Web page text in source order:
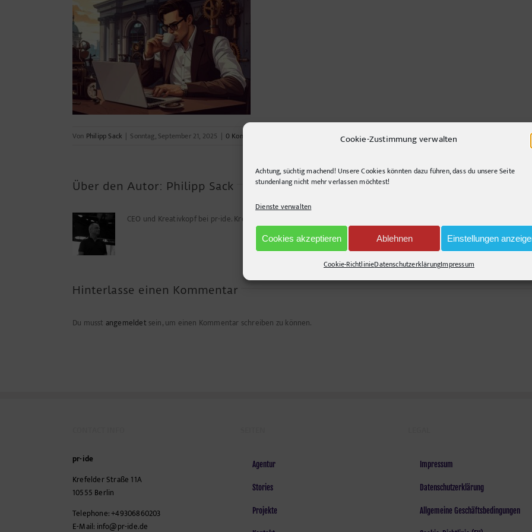
Cookie-Zustimmung verwalten
Achtung, süchtig machend! Unsere Cookies könnten dazu führen, dass du unsere Seite
stundenlang nicht mehr verlassen möchtest!
Dienste verwalten
Cookies akzeptieren Ablehnen Einstellungen
Cookie-RichtlinieDatenschutzerklärungImpressum
Von Philipp Sack | Sonntag, September 21, 2025 | 0 Kommentare
Über den Autor: Philipp Sack
CEO und Kreativkopf bei pr-ide. Kreuz und querlenkend, gerne segelnd. Immer auf der Suche nach innovativen
Hinterlasse einen Kommentar
Du musst angemeldet sein, um einen Kommentar schreiben zu können.
pr-ide
Krefelder Straße 11A
10555 Berlin
Telephone:+49306860203
E-Mail: info@pr-ide.de
Agentur
Stories
Projekte
Impressum
Datenschutzerklärung
Allgemeine Geschäftsbedingungen